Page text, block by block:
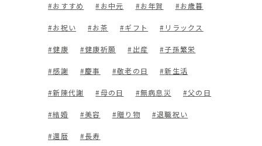
おすすめ お中元 お年賀 お歳暮
お祝い お茶 ギフト リラックス
健康 健康祈願 出産 子孫繁栄
感謝 慶事 敬老の日 新生活
新陳代謝 母の日 無病息災 父の日
結婚 美容 贈り物 退職祝い
還暦 長寿